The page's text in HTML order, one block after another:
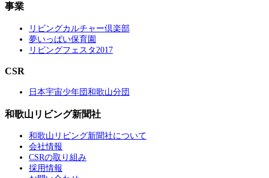
事業
リビングカルチャー倶楽部
夢いっぱい保育園
リビングフェスタ2017
CSR
日本宇宙少年団和歌山分団
和歌山リビング新聞社
和歌山リビング新聞社について
会社情報
CSRの取り組み
採用情報